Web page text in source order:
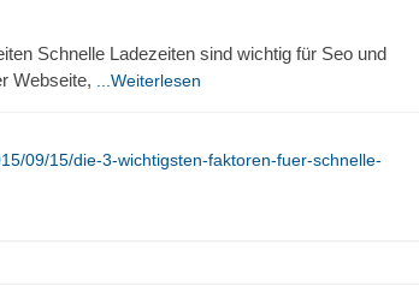
Schnelle Ladezeiten sind wichtig für Seo und
Webseite,
...Weiterlesen
09/15/die-3-wichtigsten-faktoren-fuer-schnelle-